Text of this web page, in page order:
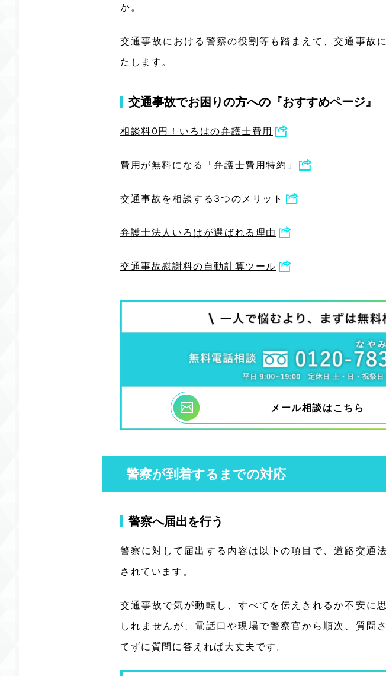
か。
交通事故における警察の役割等も踏まえて、交通事故
たします。
交通事故でお困りの方への『おすすめページ』
相談料0円！いろはの弁護士費用
費用が無料になる「弁護士費用特約」
交通事故を相談する3つのメリット
弁護士法人いろはが選ばれる理由
交通事故慰謝料の自動計算ツール
メール相談はこちら
警察が到着するまでの対応
警察へ届出を行う
警察に対して届出する内容は以下の項目で、道路交通
されています。
交通事故で気が動転し、すべてを伝えきれるか不安に
しれませんが、電話口や現場で警察官から順次、質問
てずに質問に答えれば大丈夫です。